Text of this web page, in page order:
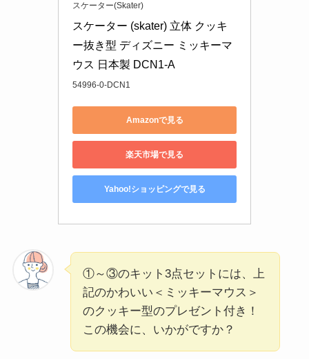
スケーター(Skater)
スケーター (skater) 立体 クッキ
ー抜き型 ディズニー ミッキーマ
ウス 日本製 DCN1-A
54996-0-DCN1
Amazonで見る
楽天市場で見る
Yahoo!ショッピングで見る
①～③のキット3点セットには、上
記のかわいい＜ミッキーマウス＞
のクッキー型のプレゼント付き！
この機会に、いかがですか？